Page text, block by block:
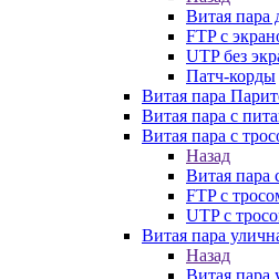
Витая пара
FTP с
UTP без
Патч-корды
Витая пара
Витая пара с
Витая пара с
Назад
Витая пара
FTP с
UTP с
Витая пара
Назад
Витая пара